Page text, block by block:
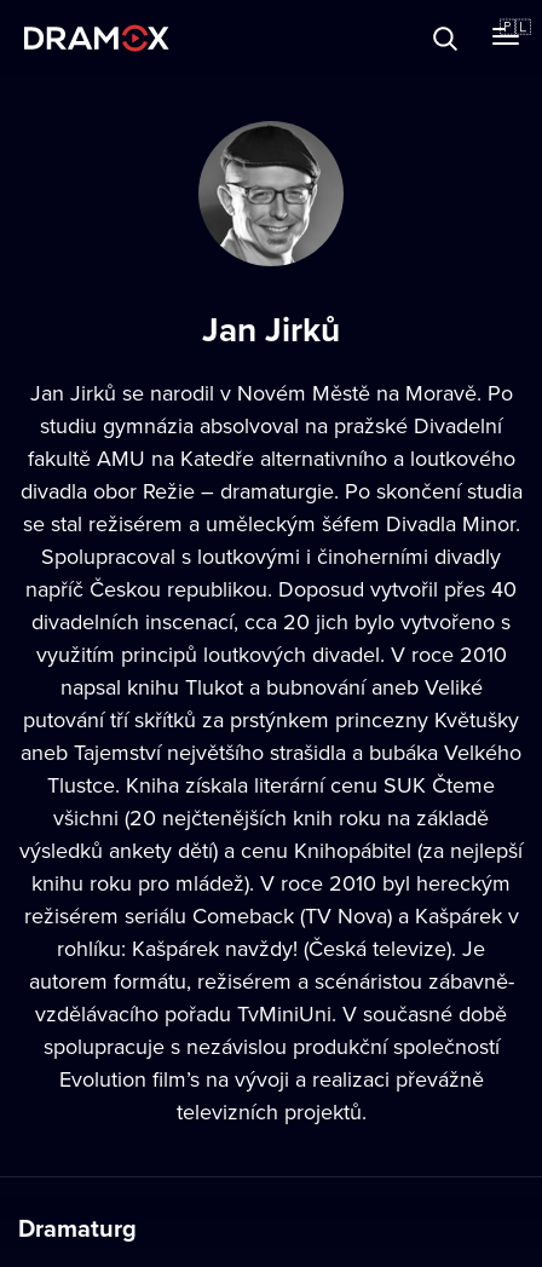
🇵🇱
Jan Jirků
Jan Jirků se narodil v Novém Městě na Moravě. Po
studiu gymnázia absolvoval na pražské Divadelní
fakultě AMU na Katedře alternativního a loutkového
divadla obor Režie – dramaturgie. Po skončení studia
se stal režisérem a uměleckým šéfem Divadla Minor.
Spolupracoval s loutkovými i činoherními divadly
napříč Českou republikou. Doposud vytvořil přes 40
divadelních inscenací, cca 20 jich bylo vytvořeno s
využitím principů loutkových divadel. V roce 2010
napsal knihu Tlukot a bubnování aneb Veliké
putování tří skřítků za prstýnkem princezny Květušky
aneb Tajemství největšího strašidla a bubáka Velkého
Tlustce. Kniha získala literární cenu SUK Čteme
všichni (20 nejčtenějších knih roku na základě
výsledků ankety dětí) a cenu Knihopábitel (za nejlepší
knihu roku pro mládež). V roce 2010 byl hereckým
režisérem seriálu Comeback (TV Nova) a Kašpárek v
rohlíku: Kašpárek navždy! (Česká televize). Je
autorem formátu, režisérem a scénáristou zábavně-
vzdělávacího pořadu TvMiniUni. V současné době
spolupracuje s nezávislou produkční společností
Evolution film’s na vývoji a realizaci převážně
televizních projektů.
Dramaturg